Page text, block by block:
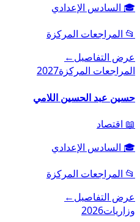
🎓 السادس الإعدادي
📂 المراجعات المركزة
عرض التفاصيل←
المراجعات المركزة2027
حسين عبد الحسين اللامي
📖 اقتصاد
🎓 السادس الإعدادي
📂 المراجعات المركزة
عرض التفاصيل←
وزاريات2026